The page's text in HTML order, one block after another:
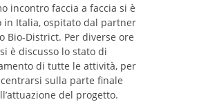
incontro faccia a faccia si è
in Italia, ospitato dal partner
Bio-District. Per diverse ore
si è discusso lo stato di
di tutte le attività, per
sulla parte finale
del progetto.